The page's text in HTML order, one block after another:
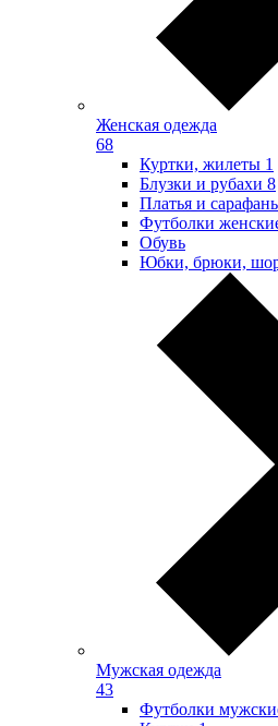
Женская одежда
68
Куртки, жилеты 1
Блузки и рубахи 8
Платья и
Футболки
Обувь
Юбки, брюки,
Мужская одежда
43
Футболки